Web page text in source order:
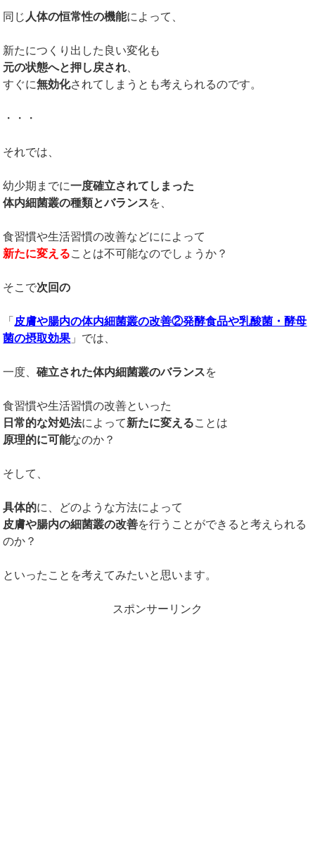
同じ 人体の恒常性の機能によって、
新たにつくり出した良い変化も
元の状態へと押し戻され、
すぐに無効化されてしまうとも考えられるのです。
・・・
それでは、
幼少期までに一度確立されてしまった
体内細菌叢の種類とバランスを、
食習慣や生活習慣の改善などにによって
新たに変えることは不可能なのでしょうか？
そこで次回の
「 皮膚や腸内の体内細菌叢の改善②発酵食品や乳酸菌・酵母
菌の摂取効果」では、
一度、確立された体内細菌叢のバランスを
食習慣や生活習慣の改善といった
日常的な対処法によって新たに変えることは
原理的に可能なのか？
そして、
具体的に、どのような方法によって
皮膚や腸内の細菌叢の改善を行うことができると考えられる
のか？
といったことを考えてみたいと思います。
スポンサーリンク